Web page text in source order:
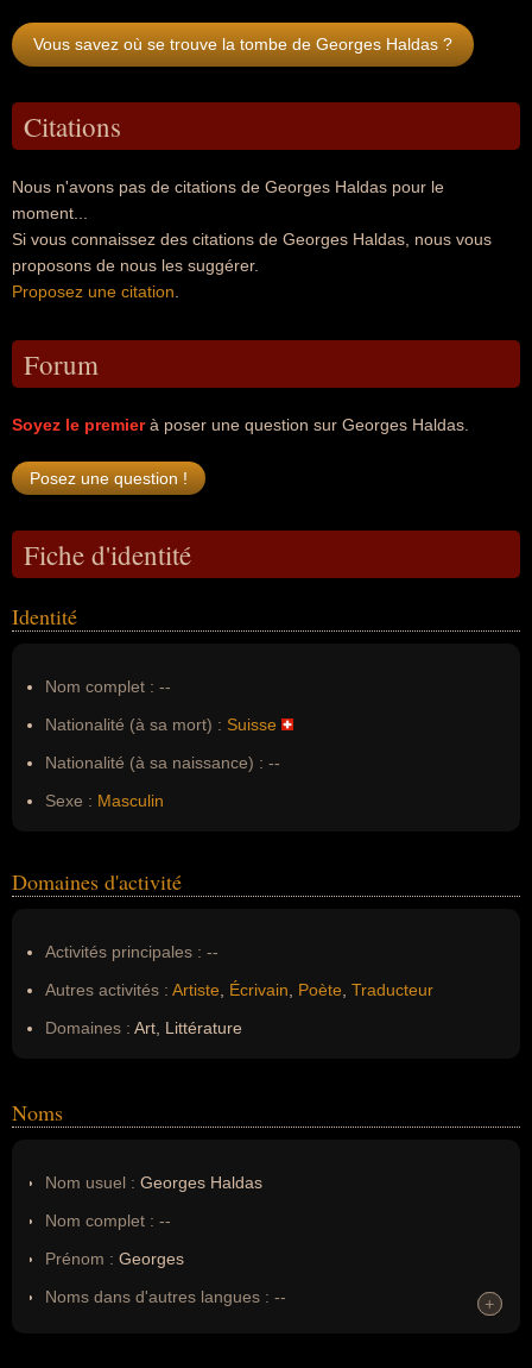
Vous savez où se trouve la tombe de Georges Haldas ?
Citations
Nous n'avons pas de citations de Georges Haldas pour le
moment...
Si vous connaissez des citations de Georges Haldas, nous vous
proposons de nous les suggérer.
Proposez une citation
Forum
Soyez le premierà poser une question sur Georges Haldas.
Fiche d'identité
Identité
Nom complet : --
Nationalité (à sa mort) : Suisse
Nationalité (à sa naissance) : --
Sexe : Masculin
Domaines d'activité
Activités principales : --
Autres activités : Artiste Écrivain Poète Traducteur
Domaines : Art, Littérature
Noms
Nom usuel : Georges Haldas
Nom complet : --
Prénom : Georges
Noms dans d'autres langues : --
+
+